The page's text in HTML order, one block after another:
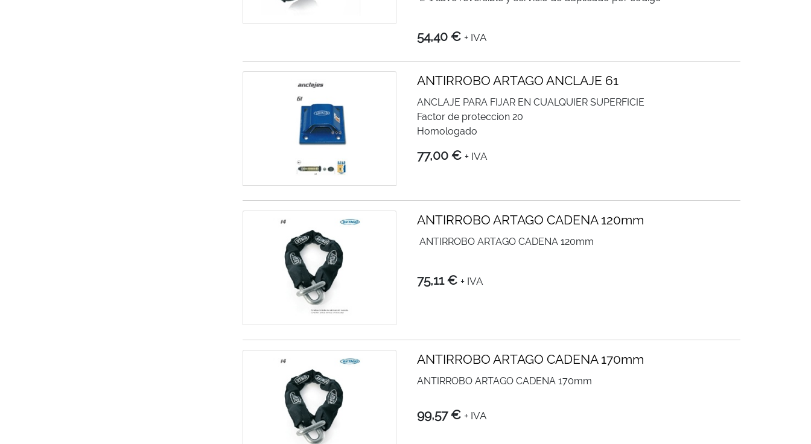
54,40 € + IVA
ANTIRROBO ARTAGO ANCLAJE 61
ANCLAJE PARA FIJAR EN CUALQUIER SUPERFICIE
Factor de proteccion 20
Homologado
77,00 € + IVA
ANTIRROBO ARTAGO CADENA 120mm
ANTIRROBO ARTAGO CADENA 120mm
75,11 € + IVA
ANTIRROBO ARTAGO CADENA 170mm
ANTIRROBO ARTAGO CADENA 170mm
99,57 € + IVA